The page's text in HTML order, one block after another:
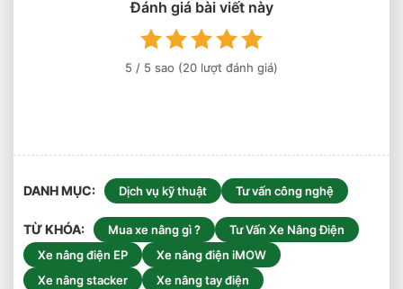
Đánh giá bài viết này
5 / 5 sao (20 lượt đánh giá)
DANH MỤC Dịch vụ kỹ thuật Tư vấn công nghệ
TỪ KHÓA Mua xe nâng gì ?
Tư Vấn Xe Nâng Điện
Xe nâng điện EP
Xe nâng điện iMOW
Xe nâng stacker
Xe nâng tay điện